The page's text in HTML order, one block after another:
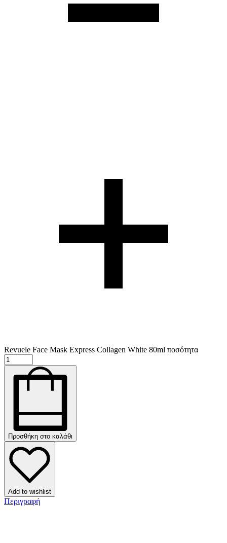
Revuele Face Mask Express Collagen White 80ml ποσότητα
Προσθήκη στο καλάθι
Add to wishlist
Περιγραφή